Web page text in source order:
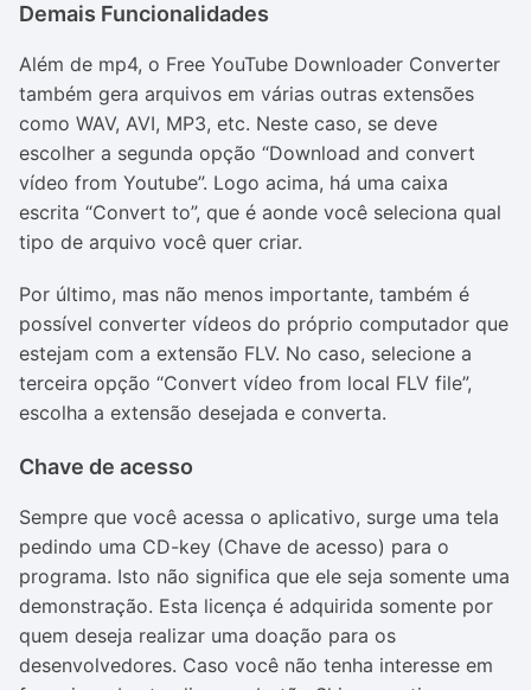
Demais Funcionalidades
Além de mp4, o Free YouTube Downloader Converter
também gera arquivos em várias outras extensões
como WAV, AVI, MP3, etc. Neste caso, se deve
escolher a segunda opção “Download and convert
vídeo from Youtube”. Logo acima, há uma caixa
escrita “Convert to”, que é aonde você seleciona qual
tipo de arquivo você quer criar.
Por último, mas não menos importante, também é
possível converter vídeos do próprio computador que
estejam com a extensão FLV. No caso, selecione a
terceira opção “Convert vídeo from local FLV file”,
escolha a extensão desejada e converta.
Chave de acesso
Sempre que você acessa o aplicativo, surge uma tela
pedindo uma CD-key (Chave de acesso) para o
programa. Isto não significa que ele seja somente uma
demonstração. Esta licença é adquirida somente por
quem deseja realizar uma doação para os
desenvolvedores. Caso você não tenha interesse em